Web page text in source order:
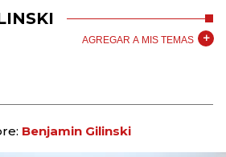
AGREGAR A MIS TEMAS
Benjamin Gilinski